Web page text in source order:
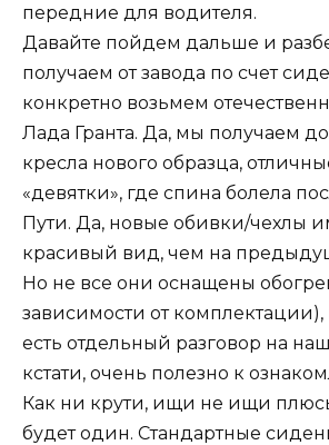
передние для водителя.
Давайте пойдем дальше и
получаем от завода по счет
конкретно возьмем
Лада Гранта. Да, мы получаем
кресла нового образца,
«девятки», где спина болела
Пути. Да, новые обивки/чехлы
красивый вид, чем на
Но не все они оснащены
зависимости от
есть отдельный разговор на
кстати, очень полезно к
Как ни крути, ищи не ищи
будет один. Стандартные